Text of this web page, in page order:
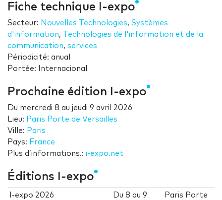
Fiche technique I-expo
Secteur: Nouvelles Technologies, Systèmes
d'information,
Technologies de l'information et de la
communication, services
Périodicité: anual
Portée: Internacional
Prochaine édition I-expo
Du mercredi 8 au jeudi 9 avril 2026
Lieu: Paris Porte de Versailles
Ville: Paris
Pays: France
Plus d’informations.: i-expo.net
Éditions I-expo
I-expo 2026 Du8 au9
Paris Porte